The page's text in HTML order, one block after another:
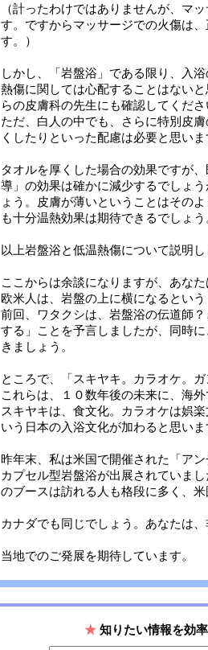
（計ったわけではありませんが、マ
す。ですからマッサージでの火傷は
す。）
しかし、「岩盤浴」である限り、入
熱傷に関しては心配することはない
らの皮膚科の先生にも確認してくださ
ただ、白人の中でも、さらに特別皮
くしたりといった配慮は必要と思いま
タオルを厚くした場合の効果ですが
導」の効果は確かに減少するでしょ
ょう。皮膚が薄いということはその
も十分温熱効果は期待できるでしょう
以上岩盤浴と低温熱傷について説明し
ここからは余談になりますが、あな
欧米人は、岩盤の上に横になるとい
前回、ワタクシは、岩盤浴の伝道師
する」ことを予言しましたが、同時
きましょう。
ところで、「スキヤキ。カラオケ。
これらは、１０数年後の未来に、海
スキヤキは、食文化。カラオケは娯
いう日本の入浴文化が加わると思いま
昨年末、私は米国で開催された「ア
カプセル型岩盤浴が出展されていま
のブースは訪れる人も格段に多く、
カナダでも同じでしょう。あなたは
当地でのご発展を期待しています。
★ 知りたい情報を効